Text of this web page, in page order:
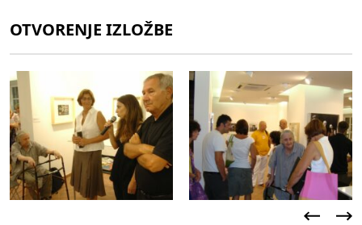
OTVORENJE IZLOŽBE